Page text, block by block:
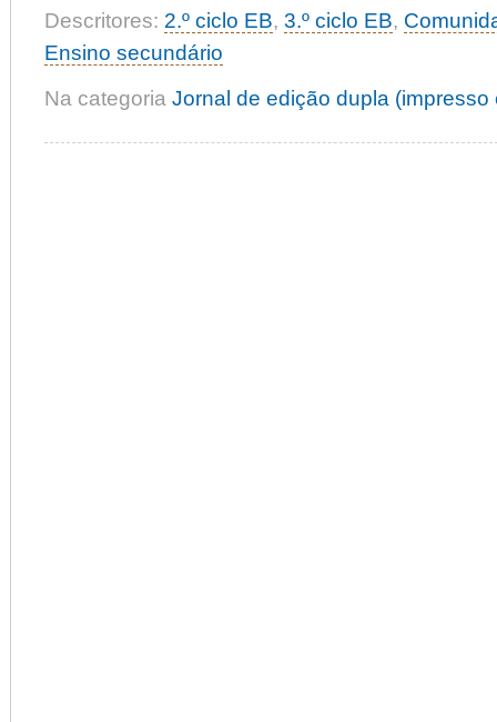
Descritores: 2.º ciclo EB, 3.º ciclo EB,
Ensino secundário
Na categoria Jornal de edição dupla (impresso